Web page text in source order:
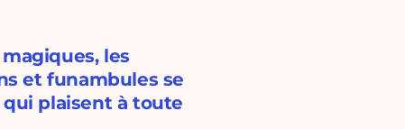
les
et funambules se
plaisent à toute